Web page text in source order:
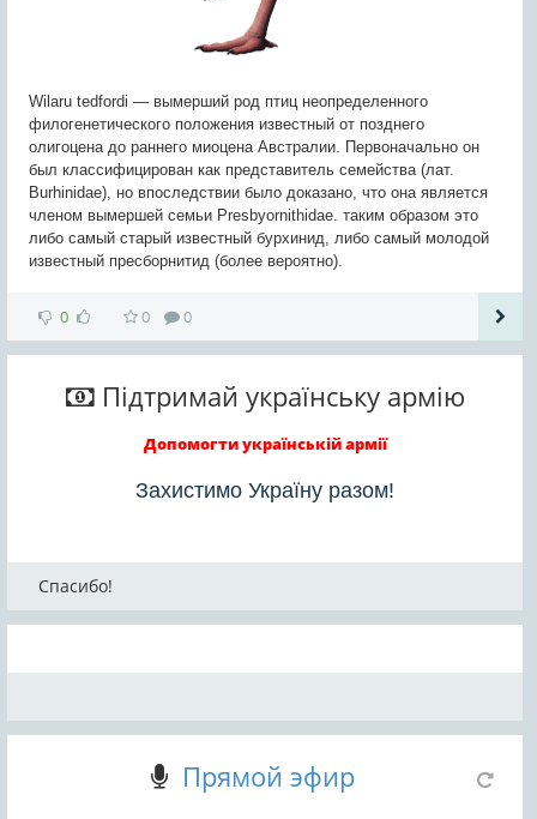
Wilaru tedfordi — вымерший род птиц неопределенного
филогенетического положения известный от позднего
олигоцена до раннего миоцена Австралии. Первоначально он
был классифицирован как представитель семейства (лат.
Burhinidae), но впоследствии было доказано, что она является
членом вымершей семьи Presbyornithidae. таким образом это
либо самый старый известный бурхинид, либо самый молодой
известный пресборнитид (более вероятно).
0 0 0
Підтримай українську армію
Допомогти українській армії
Захистимо Україну разом!
Спасибо!
Прямой эфир